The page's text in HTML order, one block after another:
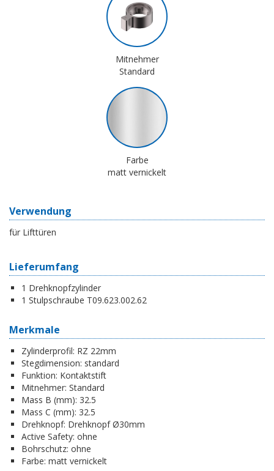
Mitnehmer
Standard
Farbe
matt vernickelt
Verwendung
für Lifttüren
Lieferumfang
1 Drehknopfzylinder
1 Stulpschraube T09.623.002.62
Merkmale
Zylinderprofil: RZ 22mm
Stegdimension: standard
Funktion: Kontaktstift
Mitnehmer: Standard
Mass B (mm): 32.5
Mass C (mm): 32.5
Drehknopf: Drehknopf Ø30mm
Active Safety: ohne
Bohrschutz: ohne
Farbe: matt vernickelt